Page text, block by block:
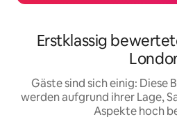
Erstklassig
Gäste sind sich einig: Diese
werden aufgrund ihrer Lage,
Aspekte hoch